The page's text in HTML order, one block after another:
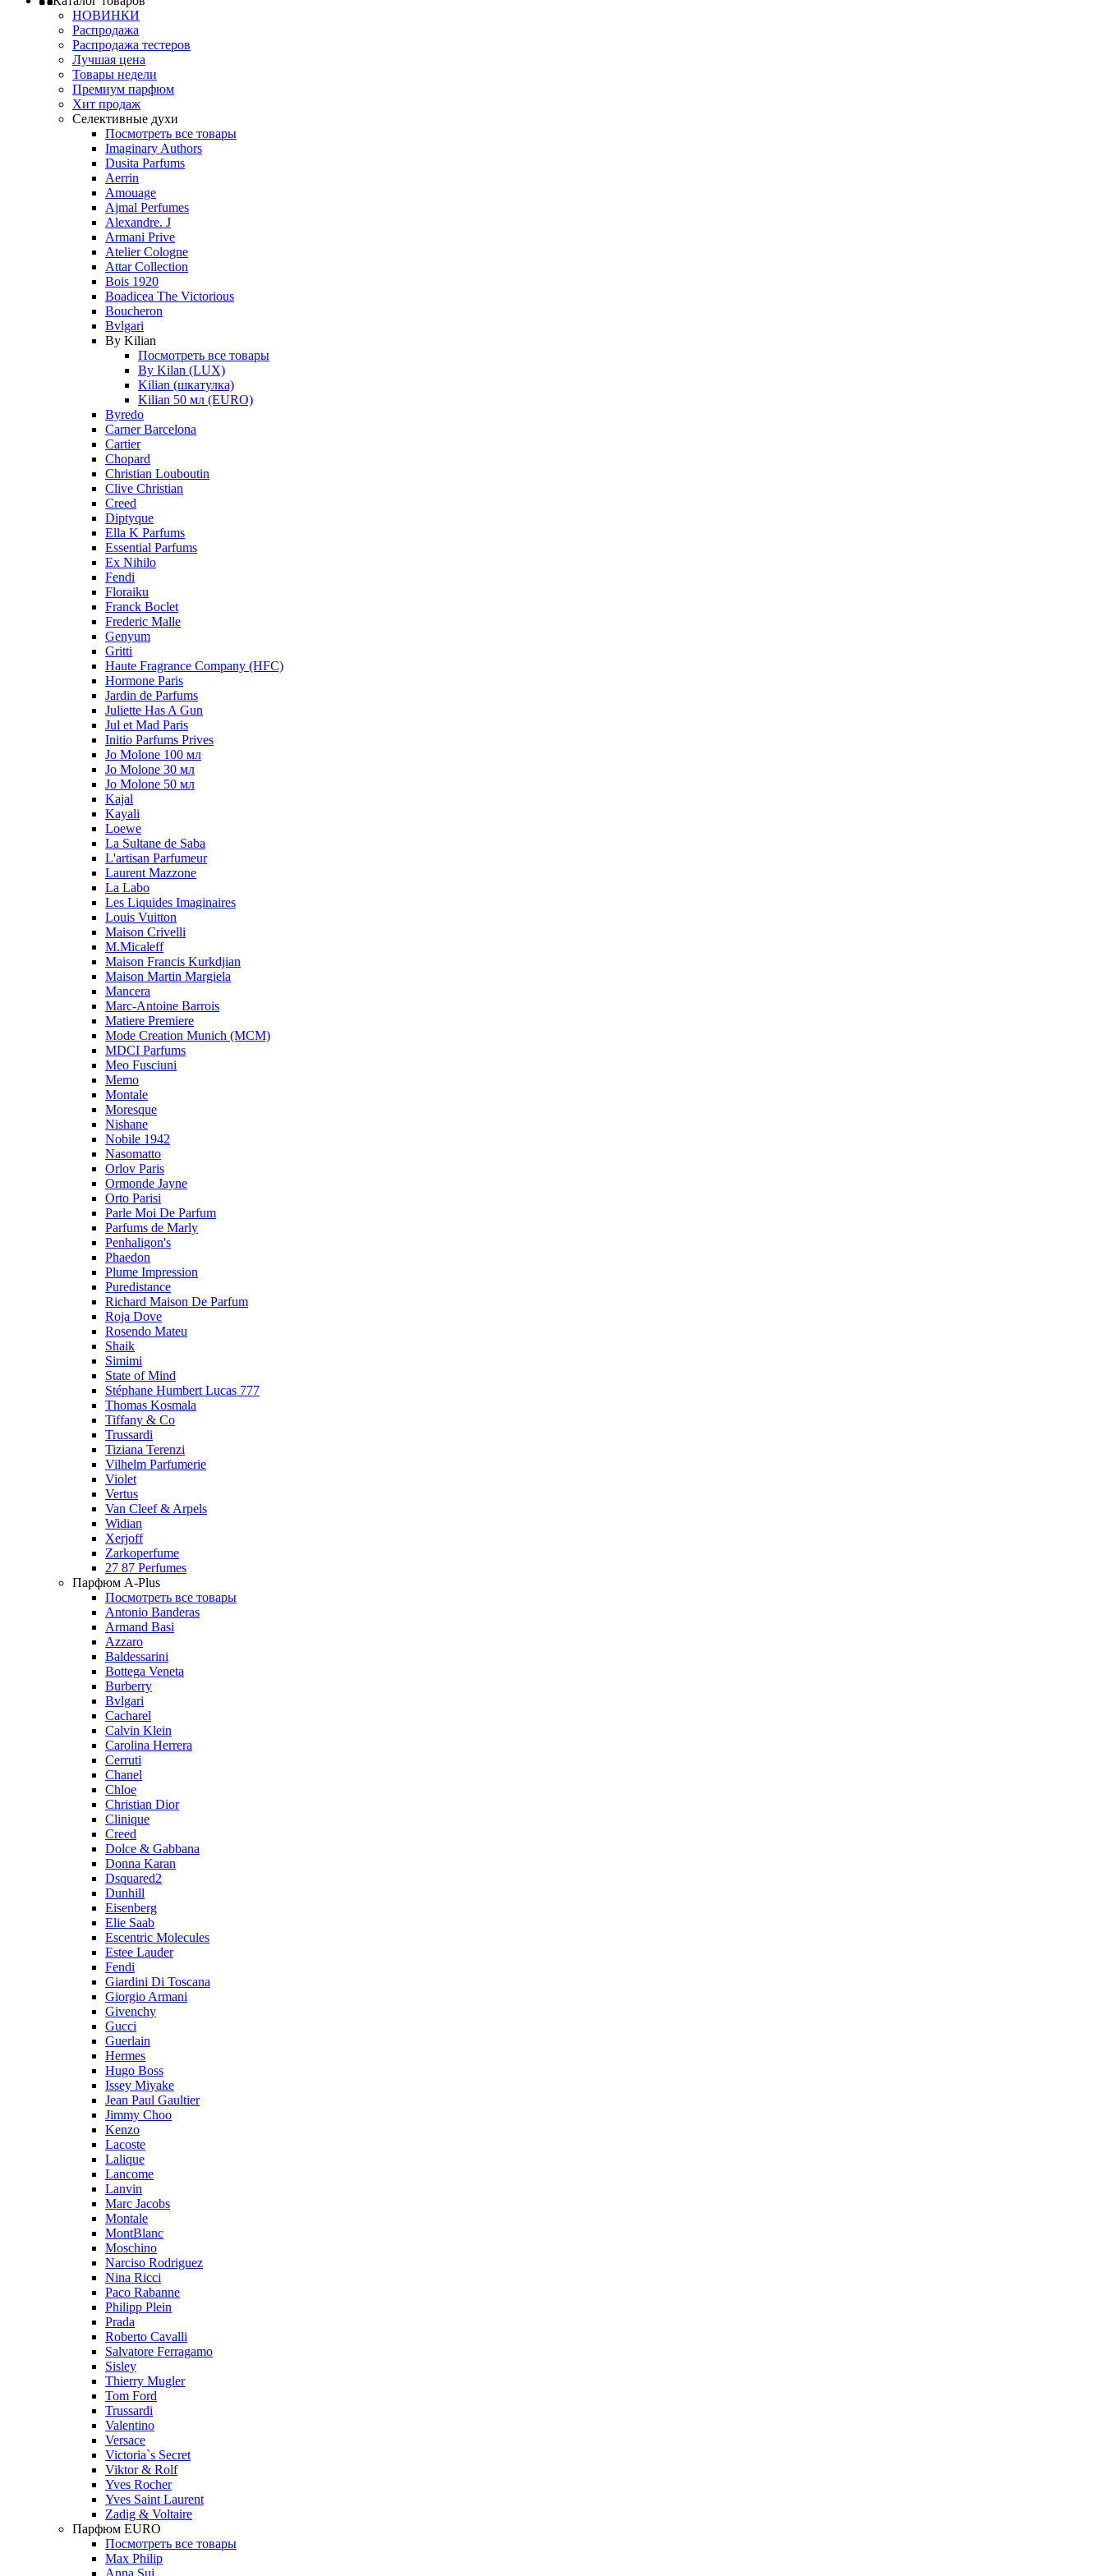
НОВИНКИ
Распродажа
Распродажа тестеров
Лучшая цена
Товары недели
Премиум парфюм
Хит продаж
Селективные духи
Посмотреть все товары
Imaginary Authors
Dusita Parfums
Aerrin
Amouage
Ajmal Perfumes
Alexandre. J
Armani Prive
Atelier Cologne
Attar Collection
Bois 1920
Boadicea The Victorious
Boucheron
Bvlgari
By Kilian
Посмотреть все товары
By Kilan (LUX)
Kilian (шкатулка)
Kilian 50 мл (EURO)
Byredo
Carner Barcelona
Cartier
Chopard
Christian Louboutin
Clive Christian
Creed
Diptyque
Ella K Parfums
Essential Parfums
Ex Nihilo
Fendi
Floraiku
Franck Boclet
Frederic Malle
Genyum
Gritti
Haute Fragrance Company (HFC)
Hormone Paris
Jardin de Parfums
Juliette Has A Gun
Jul et Mad Paris
Initio Parfums Prives
Jo Molone 100 мл
Jo Molone 30 мл
Jo Molone 50 мл
Kajal
Kayali
Loewe
La Sultane de Saba
L'artisan Parfumeur
Laurent Mazzone
La Labo
Les Liquides Imaginaires
Louis Vuitton
Maison Crivelli
M.Micaleff
Maison Francis Kurkdjian
Maison Martin Margiela
Mancera
Marc-Antoine Barrois
Matiere Premiere
Mode Creation Munich (MCM)
MDCI Parfums
Meo Fusciuni
Memo
Montale
Moresque
Nishane
Nobile 1942
Nasomatto
Orlov Paris
Ormonde Jayne
Orto Parisi
Parle Moi De Parfum
Parfums de Marly
Penhaligon's
Phaedon
Plume Impression
Puredistance
Richard Maison De Parfum
Roja Dove
Rosendo Mateu
Shaik
Simimi
State of Mind
Stéphane Humbert Lucas 777
Thomas Kosmala
Tiffany & Co
Trussardi
Tiziana Terenzi
Vilhelm Parfumerie
Violet
Vertus
Van Cleef & Arpels
Widian
Xerjoff
Zarkoperfume
27 87 Perfumes
Парфюм A-Plus
Посмотреть все товары
Antonio Banderas
Armand Basi
Azzaro
Baldessarini
Bottega Veneta
Burberry
Bvlgari
Cacharel
Calvin Klein
Carolina Herrera
Cerruti
Chanel
Chloe
Christian Dior
Clinique
Creed
Dolce & Gabbana
Donna Karan
Dsquared2
Dunhill
Eisenberg
Elie Saab
Escentric Molecules
Estee Lauder
Fendi
Giardini Di Toscana
Giorgio Armani
Givenchy
Gucci
Guerlain
Hermes
Hugo Boss
Issey Miyake
Jean Paul Gaultier
Jimmy Choo
Kenzo
Lacoste
Lalique
Lancome
Lanvin
Marc Jacobs
Montale
MontBlanc
Moschino
Narciso Rodriguez
Nina Ricci
Paco Rabanne
Philipp Plein
Prada
Roberto Cavalli
Salvatore Ferragamo
Sisley
Thierry Mugler
Tom Ford
Trussardi
Valentino
Versace
Victoria`s Secret
Viktor & Rolf
Yves Rocher
Yves Saint Laurent
Zadig & Voltaire
Парфюм EURO
Посмотреть все товары
Max Philip
Anna Sui